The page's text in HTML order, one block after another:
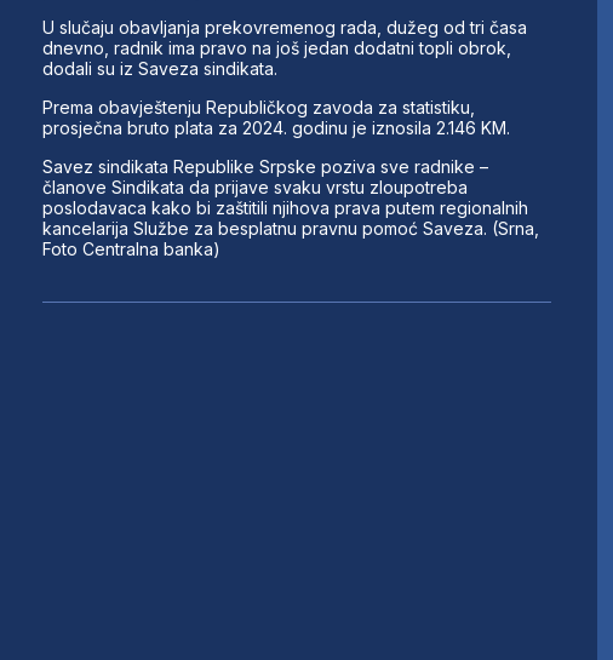
U slučaju obavljanja prekovremenog rada, dužeg od tri časa
dnevno, radnik ima pravo na još jedan dodatni topli obrok,
dodali su iz Saveza sindikata.
Prema obavještenju Republičkog zavoda za statistiku,
prosječna bruto plata za 2024. godinu je iznosila 2.146 KM.
Savez sindikata Republike Srpske poziva sve radnike –
članove Sindikata da prijave svaku vrstu zloupotreba
poslodavaca kako bi zaštitili njihova prava putem regionalnih
kancelarija Službe za besplatnu pravnu pomoć Saveza. (Srna,
Foto Centralna banka)